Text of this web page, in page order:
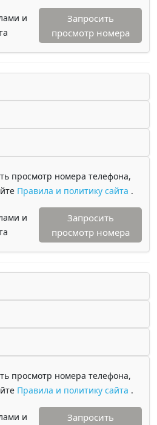
и
Запросить
просмотр номера
просмотр номера телефона,
Правила и политику сайта .
и
Запросить
просмотр номера
просмотр номера телефона,
Правила и политику сайта .
и
Запросить